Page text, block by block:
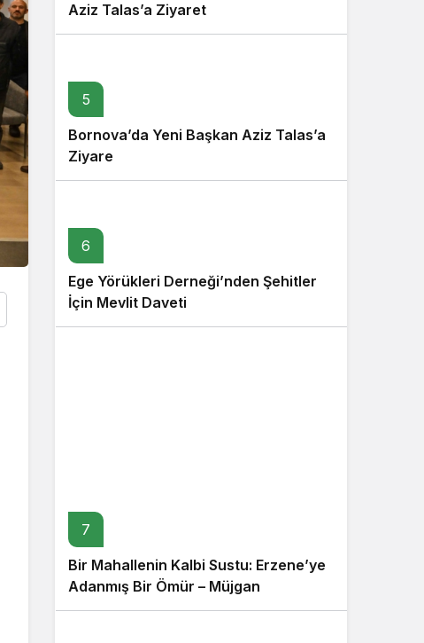
Aziz Talas’a Ziyaret
5
Bornova’da Yeni Başkan Aziz Talas’a
Ziyare
6
Ege Yörükleri Derneği’nden Şehitler
İçin Mevlit Daveti
7
Bir Mahallenin Kalbi Sustu: Erzene’ye
Adanmış Bir Ömür – Müjgan
Pakyürek’i Sonsuzluğa Uğurladık